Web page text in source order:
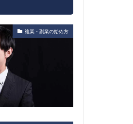
複業・副業の始め方